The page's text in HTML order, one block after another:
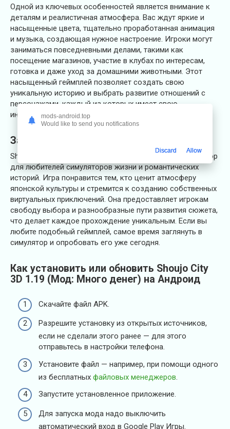
Одной из ключевых особенностей является внимание к
деталям и реалистичная атмосфера. Вас ждут яркие и
насыщенные цвета, тщательно проработанная анимация
и музыка, создающая нужное настроение. Игроки могут
заниматься повседневными делами, такими как
посещение магазинов, участие в клубах по интересам,
готовка и даже уход за домашними животными. Этот
насыщенный геймплей позволяет создать свою
уникальную историю и выбрать развитие отношений с
персонажами, каждый из которых имеет свою
индивидуальность и предпочтения.
Заключение
Shoujo City 3D с модом на деньги — это идеальный выбор
для любителей симуляторов жизни и романтических
историй. Игра понравится тем, кто ценит атмосферу
японской культуры и стремится к созданию собственных
виртуальных приключений. Она предоставляет игрокам
свободу выбора и разнообразные пути развития сюжета,
что делает каждое прохождение уникальным. Если вы
любите подобный геймплей, самое время заглянуть в
симулятор и опробовать его уже сегодня.
Как установить или обновить Shoujo City
3D 1.19 (Мод: Много денег) на Андроид
Скачайте файл APK.
Разрешите установку из открытых источников,
если не сделали этого ранее — для этого
отправьтесь в настройки телефона.
Установите файл — например, при помощи одного
из бесплатных файловых менеджеров.
Запустите установленное приложение.
Для запуска мода надо выключить
автоматический вход в Google Play Игры.
mods-android.top
Would like to send you notifications
Discard Allow